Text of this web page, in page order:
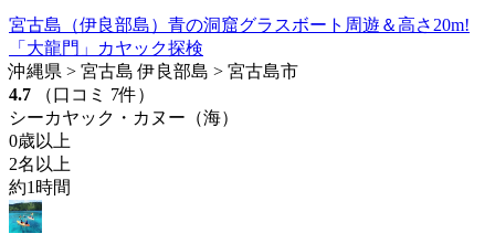
宮古島（伊良部島）青の洞窟グラスボート周遊＆高さ20m!
「大龍門」カヤック探検
沖縄県 > 宮古島 伊良部島 > 宮古島市
4.7
（口コミ 7件）
シーカヤック・カヌー（海）
0歳以上
2名以上
約1時間